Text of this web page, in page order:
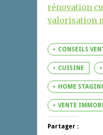
rénovation
valorisation
CONSEILS
CUISINE
HOME
VENTE
Partager :